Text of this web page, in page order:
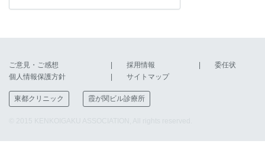
ご意見・ご感想 採用情報
委任状
個人情報保護方針
サイトマップ
東都クリニック 霞が関ビル診療所